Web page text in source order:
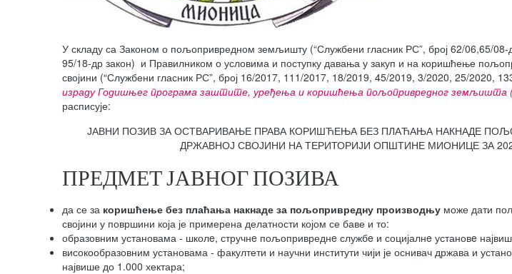
У складу са Законом о пољопривредном земљишту (“Службени гласник РС”, број 62/06,65/
95/18-др закон) и Правилником о условима и поступку давања у закуп и на коришћење
својини (“Службени гласник РС”, број 16/2017, 111/2017, 18/2019, 45/2019, 3/2020, 25/2020,
израду Годишњег програма заштите, уређења и коришћења пољопривредног земљишта
расписује:
ЈАВНИ ПОЗИВ ЗА ОСТВАРИВАЊЕ ПРАВА КОРИШЋЕЊА БЕЗ ПЛАЋАЊА НАКНАДЕ
ДРЖАВНОЈ СВОЈИНИ НА ТЕРИТОРИЈИ ОПШТИНЕ МИОНИЦЕ ЗА
ПРЕДМЕТ ЈАВНОГ ПОЗИВА
да се за коришћење без плаћања накнаде за пољопривредну производњу може дати
својини у површини која је примерена делатности којом се баве и то:
образовним установама - школe, стручнe пољопривреднe службe и социјалнe установe
високообразовним установама - факултети и научни институти чији је оснивач држава и
највише до 1.000 хектара;